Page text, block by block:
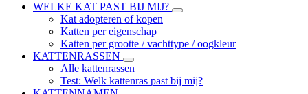
WELKE KAT PAST BIJ MIJ?
Kat adopteren of kopen
Katten per eigenschap
Katten per grootte / vachttype / oogkleur
KATTENRASSEN
Alle kattenrassen
Test: Welk kattenras past bij mij?